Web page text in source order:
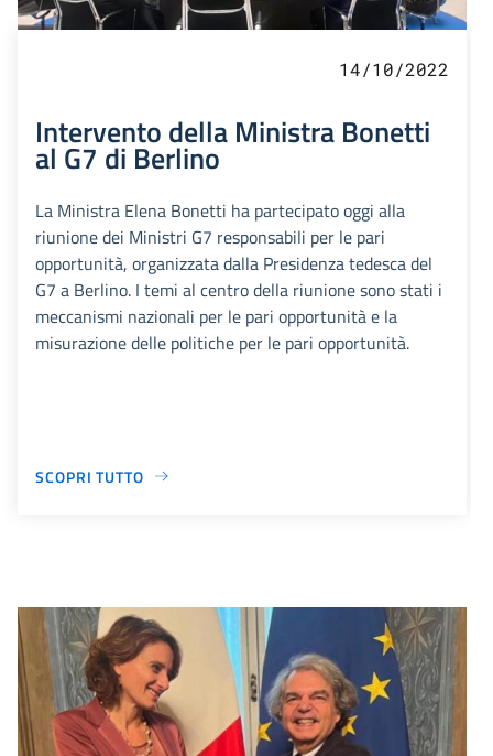
14/10/2022
Intervento della Ministra Bonetti
al G7 di Berlino
La Ministra Elena Bonetti ha partecipato oggi alla
riunione dei Ministri G7 responsabili per le pari
opportunità, organizzata dalla Presidenza tedesca del
G7 a Berlino. I temi al centro della riunione sono stati i
meccanismi nazionali per le pari opportunità e la
misurazione delle politiche per le pari opportunità.
SCOPRI TUTTO